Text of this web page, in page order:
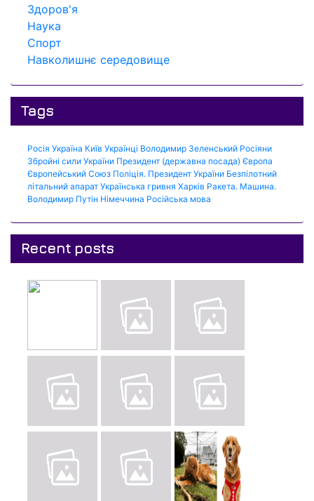
Здоров'я
Наука
Спорт
Навколишнє середовище
Tags
Росія Україна Київ Українці Володимир Зеленський Росіяни
Збройні сили України Президент (державна посада) Європа
Європейський Союз Поліція. Президент України Безпілотний
літальний апарат Українська гривня Харків Ракета. Машина.
Володимир Путін Німеччина Російська мова
Recent posts